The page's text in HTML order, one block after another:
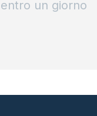
un giorno